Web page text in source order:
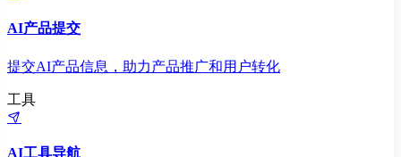
AI产品提交
提交AI产品信息，助力产品推广和用户转化
工具
AI工具导航